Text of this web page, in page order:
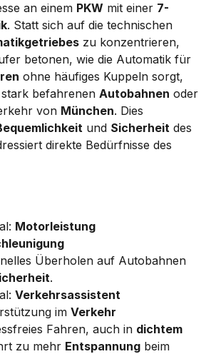
an einem PKW mit einer 7-
. Statt sich auf die technischen
zu konzentrieren,
ohne häufiges Kuppeln sorgt,
befahrenen Autobahnen oder
von München. Dies
und Sicherheit des
direkte Bedürfnisse des
Motorleistung
Überholen auf Autobahnen
.
Verkehrsassistent
im Verkehr
Fahren, auch in dichtem
zu mehr Entspannung beim